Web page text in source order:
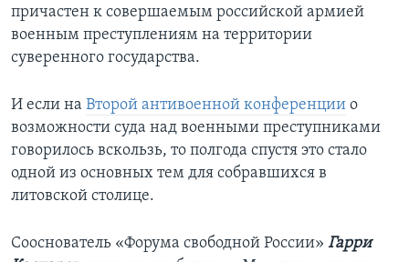
причастен к совершаемым российской армией
военным преступлениям на территории
суверенного государства.
И если на Второй антивоенной конференции о
возможности суда над военными преступниками
говорилось вскользь, то полгода спустя это стало
одной из основных тем для собравшихся в
литовской столице.
Сооснователь «Форума свободной России» Гарри